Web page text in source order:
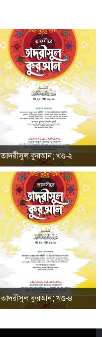
তাদরীসুল কুরআন; খণ্ড-২
তাদরীসুল কুরআন; খণ্ড-৪